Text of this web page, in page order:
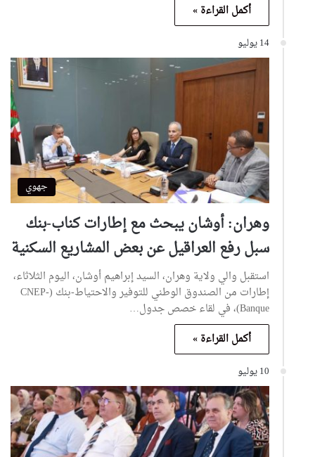
أكمل القراءة »
14 يوليو
جهوي
وهران: أوشان يبحث مع إطارات كناب-بنك
سبل رفع العراقيل عن بعض المشاريع السكنية
استقبل والي ولاية وهران، السيد إبراهيم أوشان، اليوم الثلاثاء،
إطارات من الصندوق الوطني للتوفير والاحتياط-بنك (CNEP-
Banque)، في لقاء خصص جدول…
أكمل القراءة »
10 يوليو